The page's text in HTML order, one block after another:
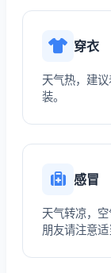
穿衣
天气热，建
装。
感冒
天气转凉，
朋友请注意适